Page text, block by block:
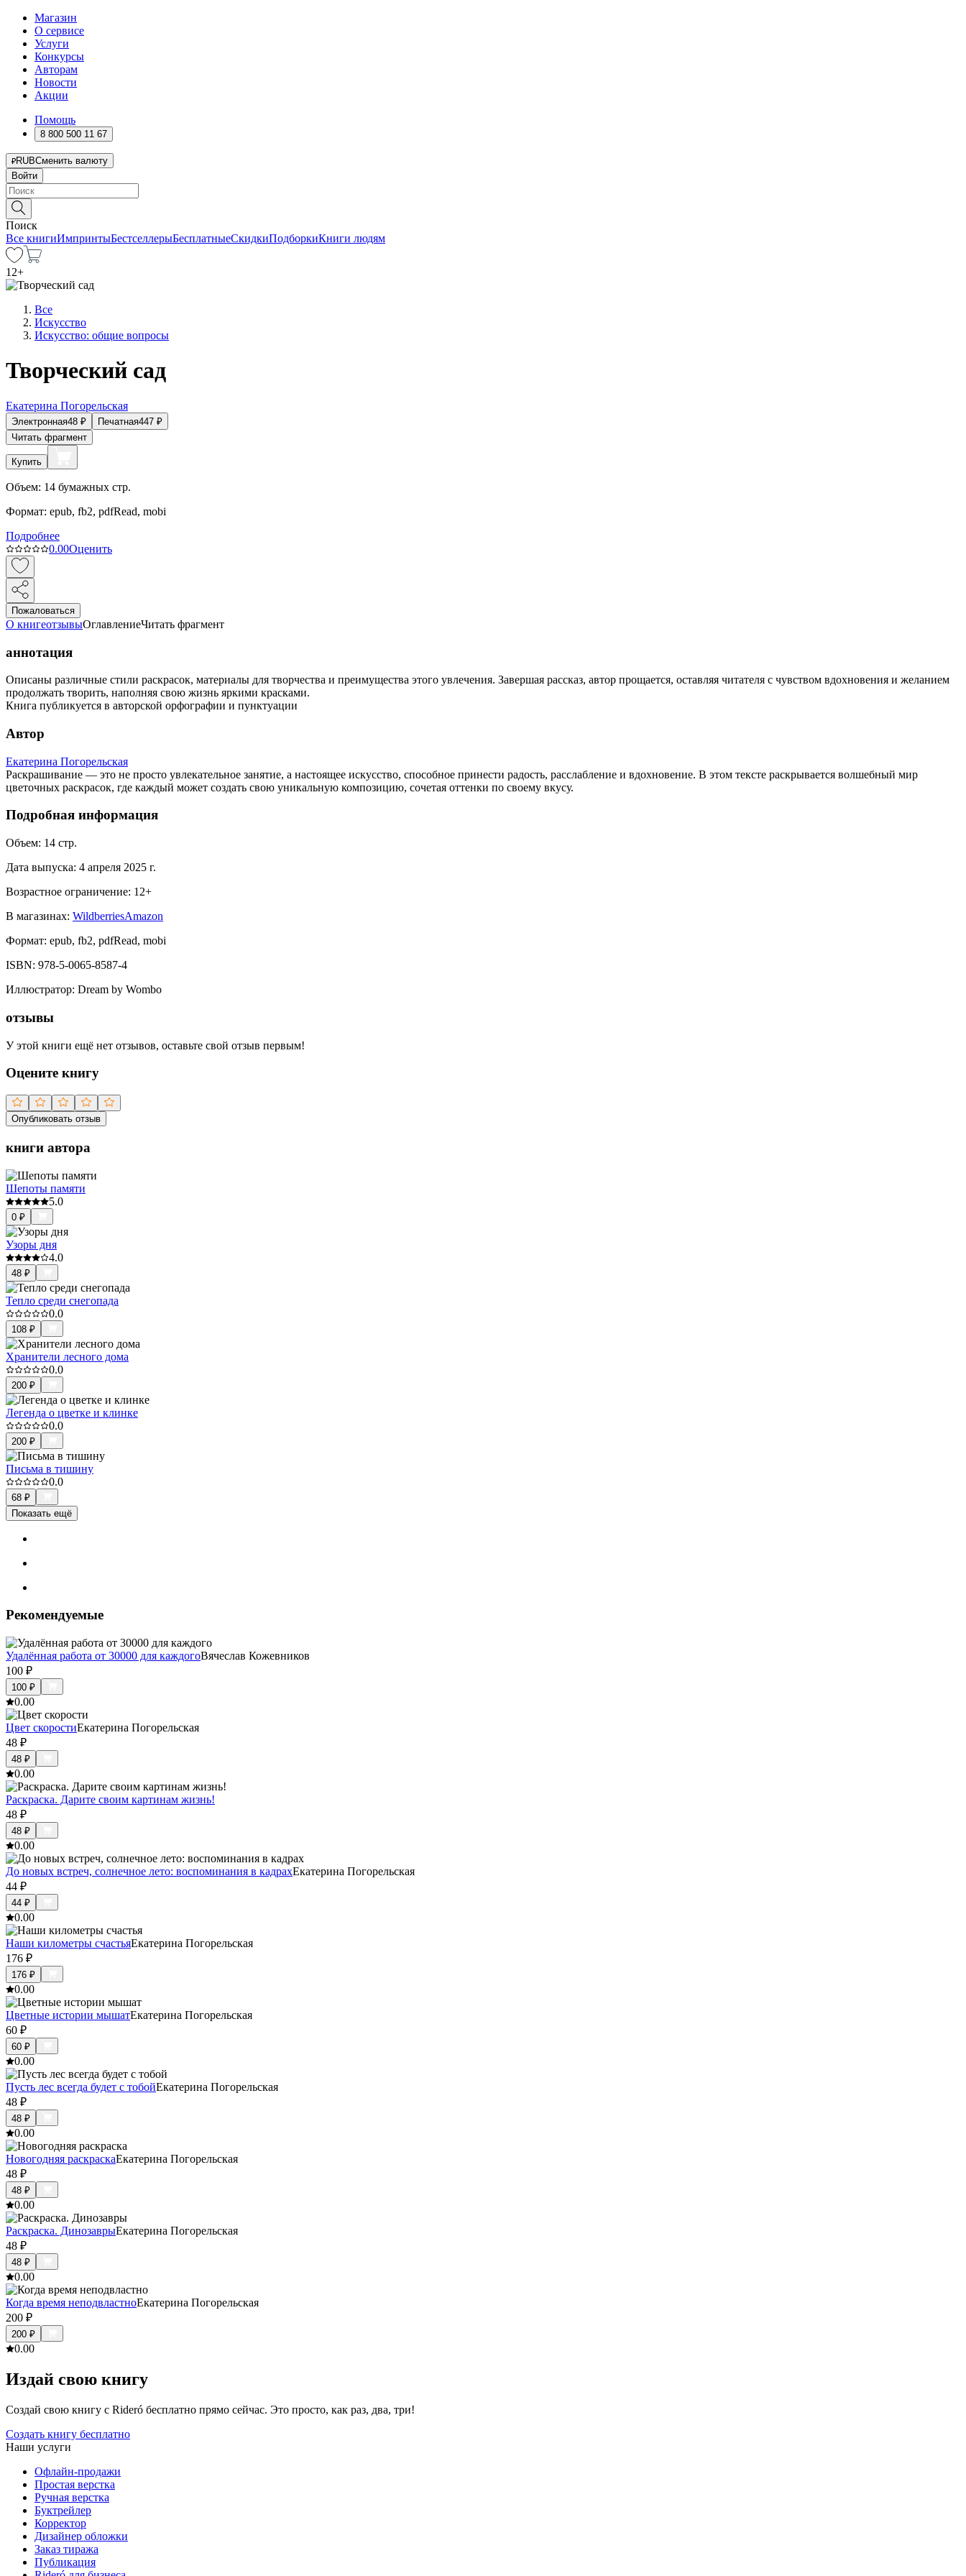
Магазин
О сервисе
Услуги
Конкурсы
Авторам
Новости
Акции
Помощь
8 800 500 11 67
RUBСменить валюту
Войти
Поиск
Все книгиИмпринтыБестселлерыБесплатныеСкидкиПодборкиКниги людям
12+
Все
Искусство
Искусство: общие вопросы
Творческий сад
Екатерина Погорельская
Электронная48 ₽ Печатная447 ₽
Читать фрагмент
Купить
Объем: 14 бумажных стр.
Формат: epub, fb2, pdfRead, mobi
Подробнее
0.00Оценить
Пожаловаться
О книгеотзывыОглавлениеЧитать фрагмент
аннотация
Описаны различные стили раскрасок, материалы для творчества и преимущества этого увлечения. Завершая рассказ, автор прощается, оставляя читателя с чувством вдохновения и желанием
продолжать творить, наполняя свою жизнь яркими красками.
Книга публикуется в авторской орфографии и пунктуации
Автор
Екатерина Погорельская
Раскрашивание — это не просто увлекательное занятие, а настоящее искусство, способное принести радость, расслабление и вдохновение. В этом тексте раскрывается волшебный мир
цветочных раскрасок, где каждый может создать свою уникальную композицию, сочетая оттенки по своему вкусу.
Подробная информация
Объем: 14 стр.
Дата выпуска: 4 апреля 2025 г.
Возрастное ограничение: 12+
В магазинах: WildberriesAmazon
Формат: epub, fb2, pdfRead, mobi
ISBN: 978-5-0065-8587-4
Иллюстратор: Dream by Wombo
отзывы
У этой книги ещё нет отзывов, оставьте свой отзыв первым!
Оцените книгу
Опубликовать отзыв
книги автора
Шепоты памяти
5.0
0 ₽
Узоры дня
4.0
48 ₽
Тепло среди снегопада
0.0
108 ₽
Хранители лесного дома
0.0
200 ₽
Легенда о цветке и клинке
0.0
200 ₽
Письма в тишину
0.0
68 ₽
Показать ещё
Рекомендуемые
Удалённая работа от 30000 для каждогоВячеслав Кожевников
100 ₽
100 ₽
0.00
Цвет скоростиЕкатерина Погорельская
48 ₽
48 ₽
0.00
Раскраска. Дарите своим картинам жизнь!
48 ₽
48 ₽
0.00
До новых встреч, солнечное лето: воспоминания в кадрахЕкатерина Погорельская
44 ₽
44 ₽
0.00
Наши километры счастьяЕкатерина Погорельская
176 ₽
176 ₽
0.00
Цветные истории мышатЕкатерина Погорельская
60 ₽
60 ₽
0.00
Пусть лес всегда будет с тобойЕкатерина Погорельская
48 ₽
48 ₽
0.00
Новогодняя раскраскаЕкатерина Погорельская
48 ₽
48 ₽
0.00
Раскраска. ДинозаврыЕкатерина Погорельская
48 ₽
48 ₽
0.00
Когда время неподвластноЕкатерина Погорельская
200 ₽
200 ₽
0.00
Издай свою книгу
Создай свою книгу с Rideró бесплатно прямо сейчас. Это просто, как раз, два, три!
Создать книгу бесплатно
Наши услуги
Офлайн-продажи
Простая верстка
Ручная верстка
Буктрейлер
Корректор
Дизайнер обложки
Заказ тиража
Публикация